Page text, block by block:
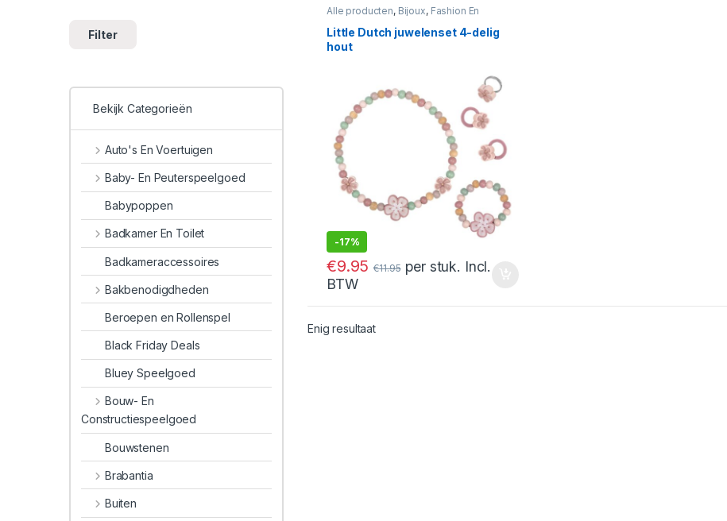
Alle producten, Bijoux, Fashion En
Little Dutch juwelenset 4-delig
hout
-17%
€9.95 €11.95 per stuk. Incl.
BTW
Enig resultaat
Filter
Bekijk Categorieën
Auto's En Voertuigen
Baby- En Peuterspeelgoed
Babypoppen
Badkamer En Toilet
Badkameraccessoires
Bakbenodigdheden
Beroepen en Rollenspel
Black Friday Deals
Bluey Speelgoed
Bouw- En
Constructiespeelgoed
Bouwstenen
Brabantia
Buiten